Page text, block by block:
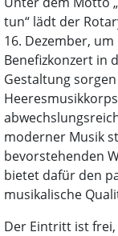
tun“ lädt der
16. Dezember,
Benefizkonzert in
Gestaltung
moderner Musik
bevorstehenden
bietet dafür den
musikalische
Der Eintritt ist